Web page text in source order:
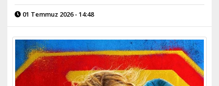
01 Temmuz 2026 - 14:48